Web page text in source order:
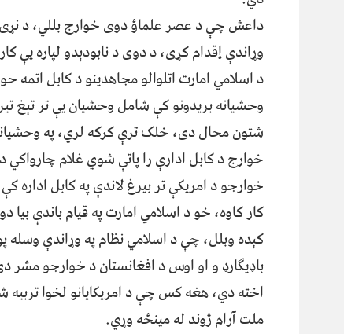
داعش چې د عصر علماؤ دوی خوارج بللي، د نړۍ
وړاندې إقدام کړی، د دوی د نابودېدو لپاره
د اسلامي امارت اتلوالو مجاهدینو د کابل اتمه
وحشیانه بریدونو کې شامل وحشیان یې تر تېغ
شتون محال دی، خلک ترې کرکه لري، په
خوارج د کابل ادارې را پاتې شوي غلام
خوارجو د امریکې تر بیرغ لاندې په کابل
کار کاوه، خو د اسلامي امارت په قیام باندې
کېده وبلل، چې د اسلامي نظام په وړاندې وسله
باډیګارډ و او اوس د افغانستان د خوارجو مشر
اخته دي، هغه کس چې د امریکایانو لخوا
ملت آرام ژوند له مینځه وړي.